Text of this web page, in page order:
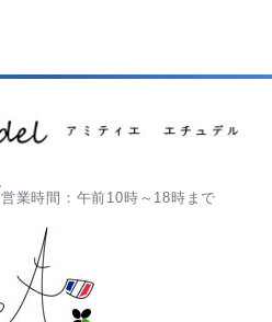
営業時間：午前10時～18時まで